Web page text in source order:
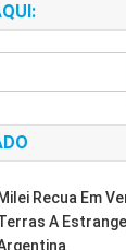
Milei Recua Em
A